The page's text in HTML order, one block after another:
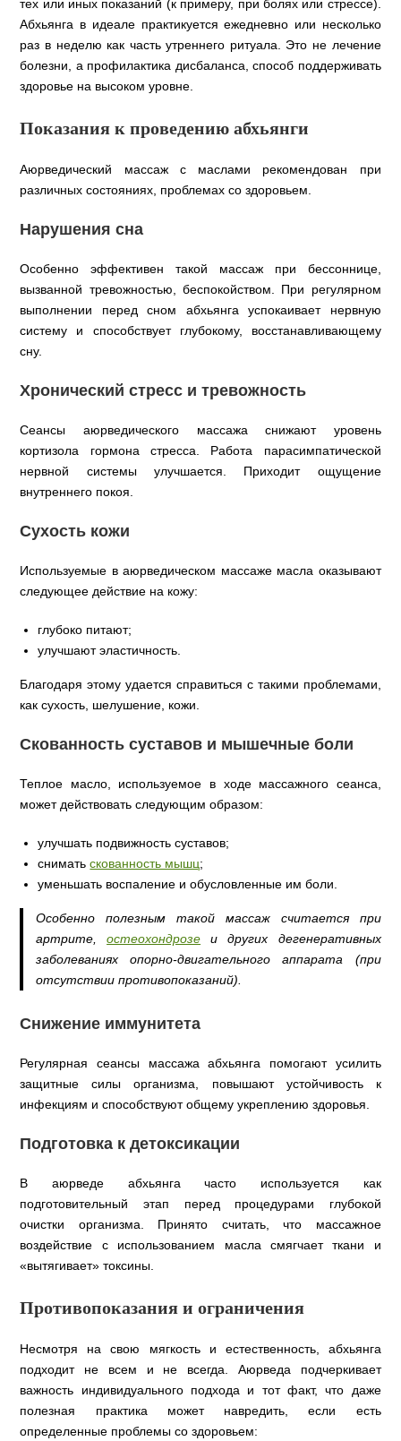
тех или иных показаний (к примеру, при болях или стрессе).
Абхьянга в идеале практикуется ежедневно или несколько
раз в неделю как часть утреннего ритуала. Это не лечение
болезни, а профилактика дисбаланса, способ поддерживать
здоровье на высоком уровне.
Показания к проведению абхьянги
Аюрведический массаж с маслами рекомендован при
различных состояниях, проблемах со здоровьем.
Нарушения сна
Особенно эффективен такой массаж при бессоннице,
вызванной тревожностью, беспокойством. При регулярном
выполнении перед сном абхьянга успокаивает нервную
систему и способствует глубокому, восстанавливающему
сну.
Хронический стресс и тревожность
Сеансы аюрведического массажа снижают уровень
кортизола гормона стресса. Работа парасимпатической
нервной системы улучшается. Приходит ощущение
внутреннего покоя.
Сухость кожи
Используемые в аюрведическом массаже масла оказывают
следующее действие на кожу:
глубоко питают;
улучшают эластичность.
Благодаря этому удается справиться с такими проблемами,
как сухость, шелушение, кожи.
Скованность суставов и мышечные боли
Теплое масло, используемое в ходе массажного сеанса,
может действовать следующим образом:
улучшать подвижность суставов;
сниматьскованность мышц;
уменьшать воспаление и обусловленные им боли.
Особенно полезным такой массаж считается при
артрите,остеохондрозе и других дегенеративных
заболеваниях опорно-двигательного аппарата (при
отсутствии противопоказаний).
Снижение иммунитета
Регулярная сеансы массажа абхьянга помогают усилить
защитные силы организма, повышают устойчивость к
инфекциям и способствуют общему укреплению здоровья.
Подготовка к детоксикации
В аюрведе абхьянга часто используется как
подготовительный этап перед процедурами глубокой
очистки организма. Принято считать, что массажное
воздействие с использованием масла смягчает ткани и
«вытягивает» токсины.
Противопоказания и ограничения
Несмотря на свою мягкость и естественность, абхьянга
подходит не всем и не всегда. Аюрведа подчеркивает
важность индивидуального подхода и тот факт, что даже
полезная практика может навредить, если есть
определенные проблемы со здоровьем: